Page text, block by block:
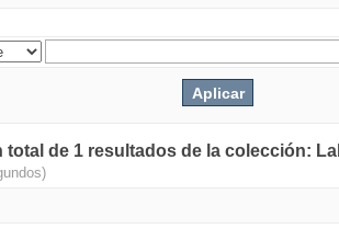
total de 1 resultados de la colección: